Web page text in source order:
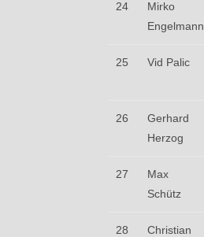
24
Mirko
Engelmann
25 Vid Palic
26
Gerhard
Herzog
27
Max
Schütz
28
Christian